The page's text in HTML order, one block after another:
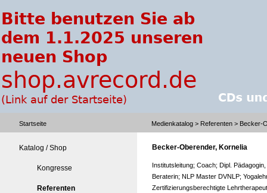
Startseite Medienkatalog > Referenten > Becker-
Katalog / Shop
Kongresse
Referenten
Becker-Oberender, Kornelia
Institutsleitung; Coach; Dipl.
Beraterin; NLP Master DVNLP;
Zertifizierungsberechtigte